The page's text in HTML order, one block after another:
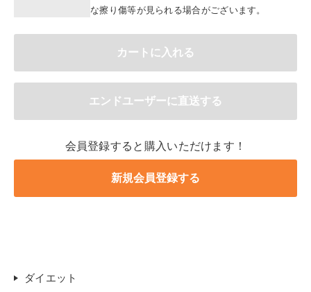
な擦り傷等が見られる場合がございます。
会員登録すると購入いただけます！
ダイエット